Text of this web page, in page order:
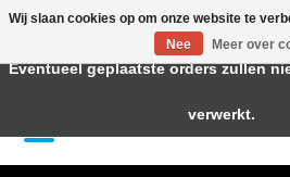
Autolak in Spuitbus
Wij slaan cookies op om onze website te
Nee
Meer over
← Keer terug naar de backoffice
Eventueel geplaatste orders zullen
verwerkt.